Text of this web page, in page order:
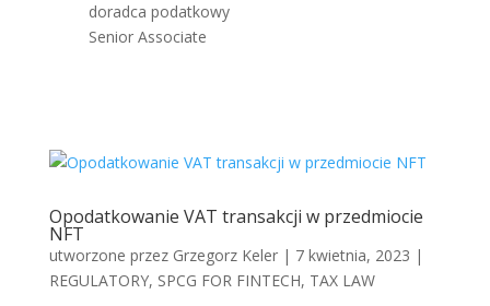
doradca podatkowy
Senior Associate
Opodatkowanie VAT transakcji w przedmiocie
NFT
utworzone przez Grzegorz Keler| 7 kwietnia, 2023 |
REGULATORY, SPCG FOR FINTECH, TAX LAW